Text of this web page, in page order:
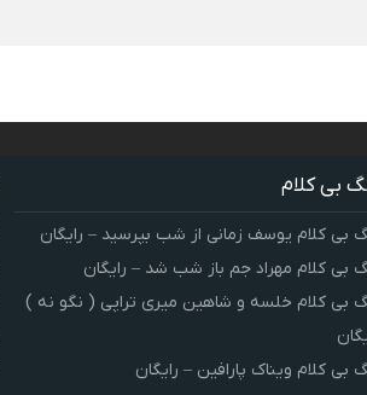
بی کلام
بی کلام یوسف زمانی از شب بپرسید – رایگان
بی کلام مهراد جم باز شب شد – رایگان
بی کلام خلسه و شاهین میری تراپی ( نگو نه )
بی کلام ویناک پارافین – رایگان